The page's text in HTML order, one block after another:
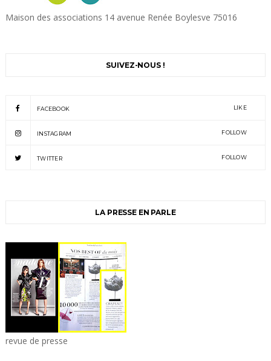
Maison des associations 14 avenue Renée Boylesve 75016
SUIVEZ-NOUS !
FACEBOOK LIKE
INSTAGRAM FOLLOW
TWITTER FOLLOW
LA PRESSE EN PARLE
revue de presse